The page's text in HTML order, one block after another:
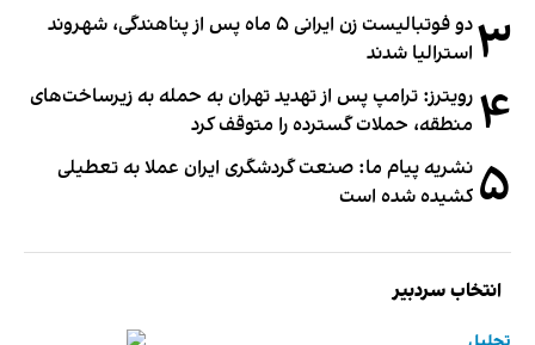
۳
دو فوتبالیست زن ایرانی ۵ ماه پس از پناهندگی، شهروند
استرالیا شدند
۴ رویترز: ترامپ پس از تهدید تهران به حمله به زیرساخت‌های
منطقه، حملات گسترده را متوقف کرد
۵ نشریه پیام ما: صنعت گردشگری ایران عملا به تعطیلی
کشیده شده است
انتخاب سردبیر